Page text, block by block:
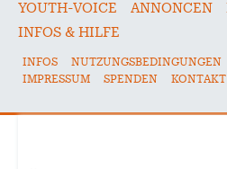
YOUTH-VOICE
ANNONCEN
INFOS & HILFE
INFOS NUTZUNGSBEDINGUNGEN
IMPRESSUM
SPENDEN KONTAKT